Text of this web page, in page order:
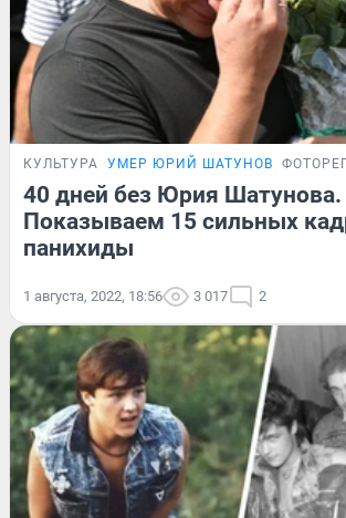
КУЛЬТУРА УМЕР ЮРИЙ ШАТУНОВ
40 дней без Юрия Шатунова.
Показываем 15 сильных
панихиды
1 августа, 2022, 18:56 3 017 2